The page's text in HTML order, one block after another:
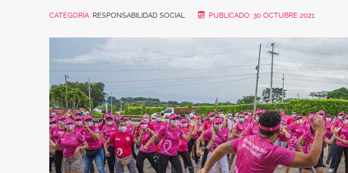
CATEGORÍA: RESPONSABILIDAD SOCIAL PUBLICADO: 30 OCTUBRE 2021